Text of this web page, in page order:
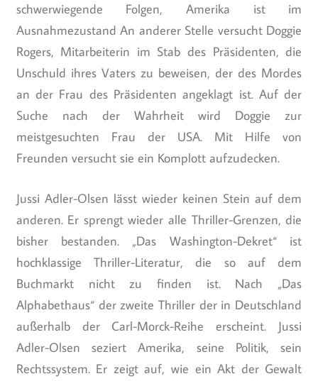
schwerwiegende Folgen, Amerika ist im
Ausnahmezustand An anderer Stelle versucht Doggie
Rogers, Mitarbeiterin im Stab des Präsidenten, die
Unschuld ihres Vaters zu beweisen, der des Mordes
an der Frau des Präsidenten angeklagt ist. Auf der
Suche nach der Wahrheit wird Doggie zur
meistgesuchten Frau der USA. Mit Hilfe von
Freunden versucht sie ein Komplott aufzudecken.
Jussi Adler-Olsen lässt wieder keinen Stein auf dem
anderen. Er sprengt wieder alle Thriller-Grenzen, die
bisher bestanden. „Das Washington-Dekret“ ist
hochklassige Thriller-Literatur, die so auf dem
Buchmarkt nicht zu finden ist. Nach „Das
Alphabethaus“ der zweite Thriller der in Deutschland
außerhalb der Carl-Morck-Reihe erscheint. Jussi
Adler-Olsen seziert Amerika, seine Politik, sein
Rechtssystem. Er zeigt auf, wie ein Akt der Gewalt